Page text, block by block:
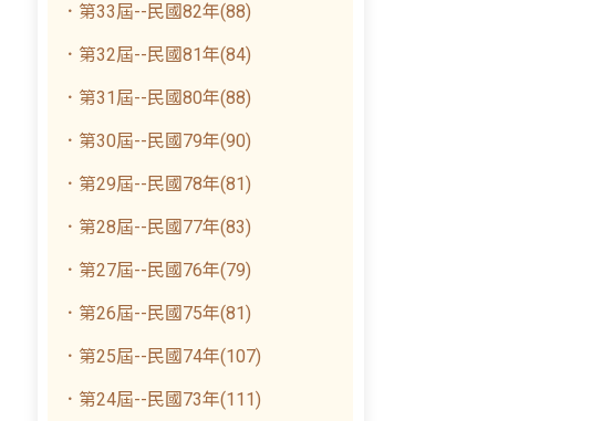
．第33屆--民國82年(88)
．第32屆--民國81年(84)
．第31屆--民國80年(88)
．第30屆--民國79年(90)
．第29屆--民國78年(81)
．第28屆--民國77年(83)
．第27屆--民國76年(79)
．第26屆--民國75年(81)
．第25屆--民國74年(107)
．第24屆--民國73年(111)